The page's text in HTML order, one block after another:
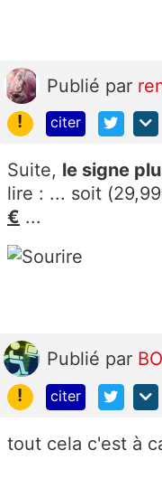
Publié par
!
citer
Suite, le signe
lire : ... soit
€ ...
Publié par
!
citer
tout cela c'est à